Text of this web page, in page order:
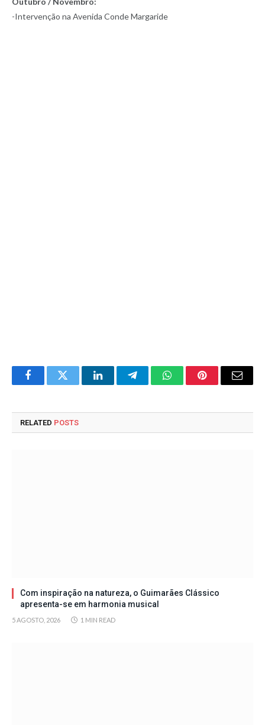
-Intervenção na Avenida Conde Margaride
FacebookTwitter LinkedInTelegramWhatsAppPinterestEmail
RELATED POSTS
Com inspiração na natureza, o Guimarães Clássico
apresenta-se em harmonia musical
5 AGOSTO, 2026 1 MIN READ